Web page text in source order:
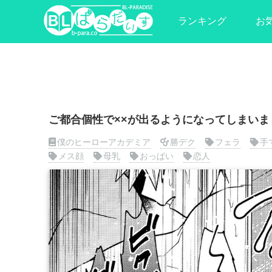
ランキング お
ご都合個性で××が出るようになってしまい
僕のヒーローアカデミア 勝デク フェラ
手
メス顔
母乳 おっぱい 恋人